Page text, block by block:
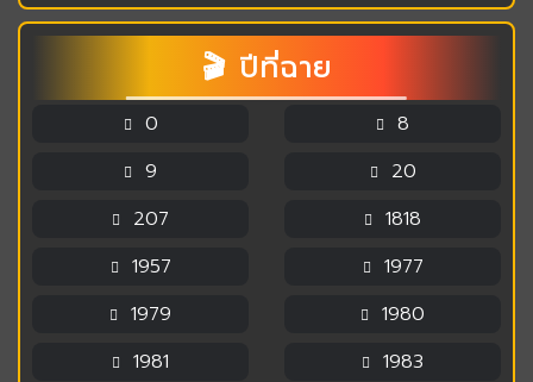
🎬 ปีที่ฉาย
0
8
9
20
207
1818
1957
1977
1979
1980
1981
1983